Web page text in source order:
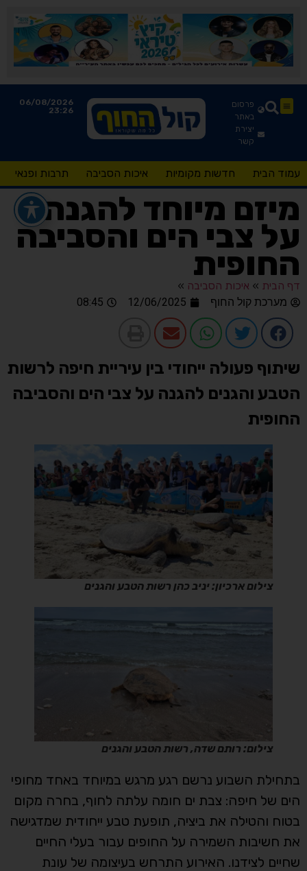
פרסום
באתר
יצירת
קשר
06/08/2026
23:26
עמוד הבית חדשות מקומיות איכות הסביבה תרבות ופנאי
מיזם מיוחד להגנה
על צבי הים והסביבה
החופית
דף הבית » איכות הסביבה »
מערכת קול החוף
12/06/2025
08:45
שיתוף פעולה ייחודי בין עיריית חיפה לרשות
הטבע והגנים להגנה על צבי הים והסביבה
החופית
צילום ארכיון: יניב כהן רשות הטבע והגנים
צילום: רותם שדה, רשות הטבע והגנים
בתחילת השבוע נרשם רגע מרגש במיוחד באחד מחופי
הים של חיפה: צבת ים חומה עלתה לחוף, בחרה מקום
בטוח והטילה את ביציה, תופעת טבע ייחודית שמדגישה
את חשיבות השמירה על החופים עבור בעלי החיים
שחיים לצידנו. האירוע התרחש בעיצומה של עונת